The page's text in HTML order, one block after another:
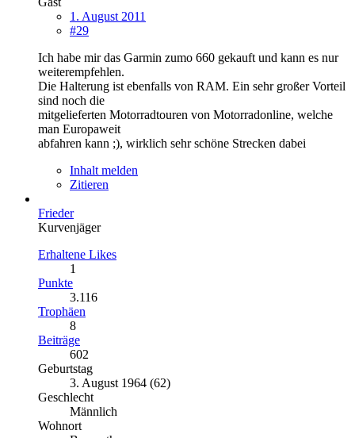
1. August 2011
#29
Ich habe mir das Garmin zumo 660 gekauft und kann es nur
weiterempfehlen.
Die Halterung ist ebenfalls von RAM. Ein sehr großer Vorteil
sind noch die
mitgelieferten Motorradtouren von Motorradonline, welche
man Europaweit
abfahren kann ;), wirklich sehr schöne Strecken dabei
Inhalt melden
Zitieren
Frieder
Kurvenjäger
Erhaltene Likes
1
Punkte
3.116
Trophäen
8
Beiträge
602
Geburtstag
3. August 1964 (62)
Geschlecht
Männlich
Wohnort